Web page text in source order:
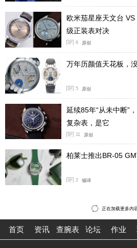
欧米茄星座天文台
级正装表对决
6 原创
万年历颜值天花板，
5 原创
延续85年“从未中断”
复杂表，是它
11 原创
柏莱士推出BR-05
2 编译
正在加载更多内
首页 资讯 查腕表 论坛 作业